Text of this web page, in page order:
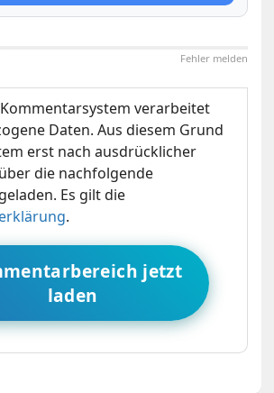
Fehler melden
Kommentarsystem verarbeitet
Daten. Aus diesem Grund
erst nach ausdrücklicher
die nachfolgende
Es gilt die
.
jetzt
laden